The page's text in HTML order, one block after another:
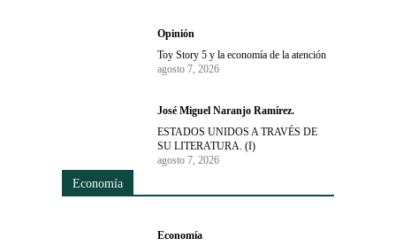
Opinión
Toy Story 5 y la economía de la atención
agosto 7, 2026
José Miguel Naranjo Ramírez.
ESTADOS UNIDOS A TRAVÉS DE
SU LITERATURA. (I)
agosto 7, 2026
Economía
Economía